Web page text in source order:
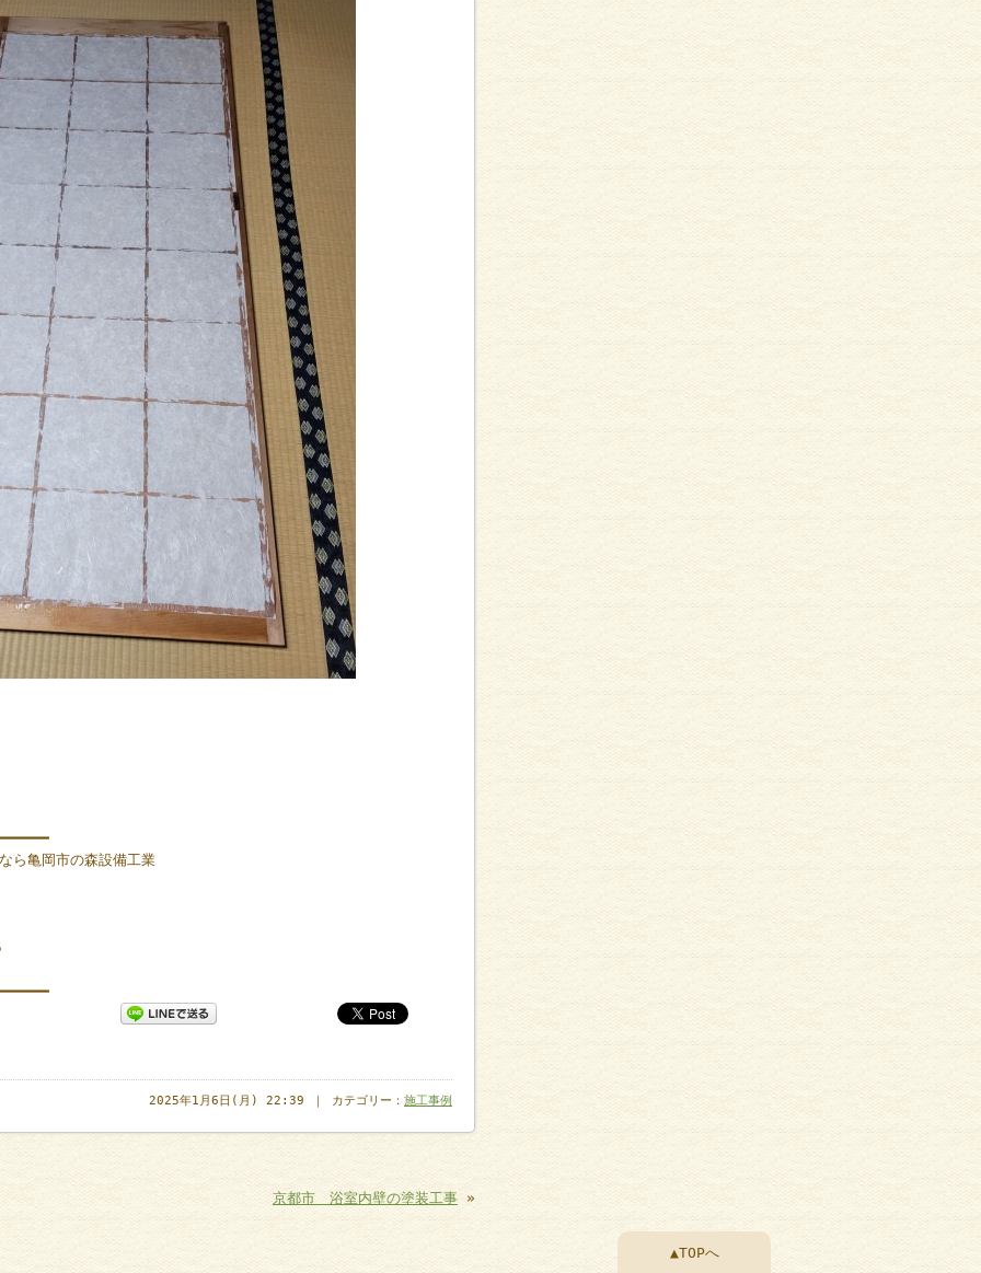
ら亀岡市の森設備工業
2025年1月6日(月) 22:39 ｜ カテゴリー： 施工事例
京都市 浴室内壁の塗装工事 »
▲TOPへ